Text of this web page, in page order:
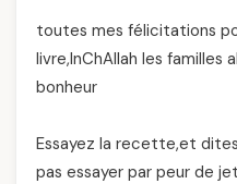
toutes mes félicitations
livre,InChAllah les
bonheur
Essayez la recette,et
pas essayer par peur de